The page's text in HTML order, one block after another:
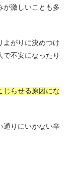
が激しいことも多
よがりに決めつけ
不安になったり
じらせる原因にな
通りにいかない辛